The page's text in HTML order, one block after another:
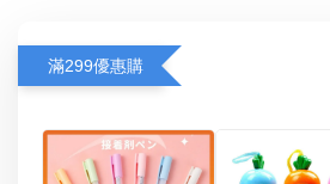
滿299優惠購